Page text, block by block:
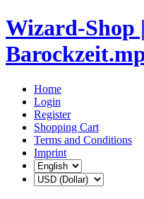
Wizard-Shop
Home
Login
Register
Shopping Cart
Terms and Conditions
Imprint